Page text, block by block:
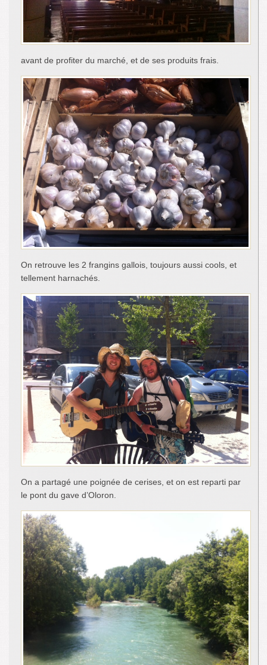
avant de profiter du marché, et de ses produits frais.
On retrouve les 2 frangins gallois, toujours aussi cools, et
tellement harnachés.
On a partagé une poignée de cerises, et on est reparti par
le pont du gave d’Oloron.